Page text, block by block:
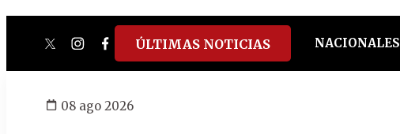
twitterinstagram
facebook
tiktokyoutube
spotify
ÚLTIMAS NOTICIAS NACIONALES
08 ago 2026